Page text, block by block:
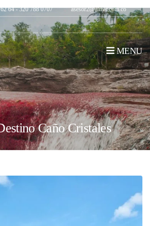
64 - 320 788 0707 asesor2@almar.com.co
MENU
Caño Cristales